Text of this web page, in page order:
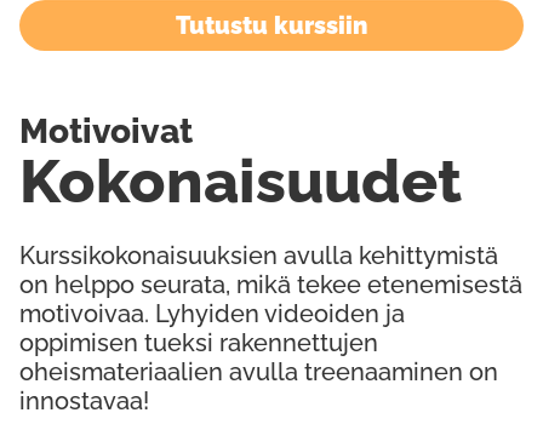
Tutustu kurssiin
Kurssikokonaisuuksien avulla kehittymistä
on helppo seurata, mikä tekee etenemisestä
motivoivaa. Lyhyiden videoiden ja
oppimisen tueksi rakennettujen
oheismateriaalien avulla treenaaminen on
innostavaa!
Kokonaisuudet
Motivoivat